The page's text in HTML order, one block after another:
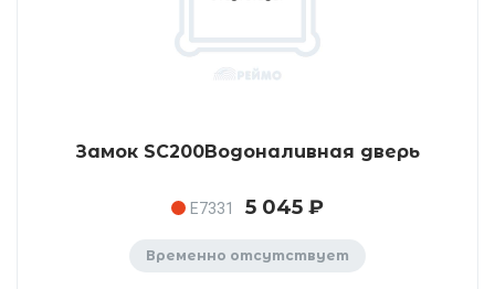
Замок SC200Водоналивная дверь
E7331 5 045 ₽
Временно отсутствует